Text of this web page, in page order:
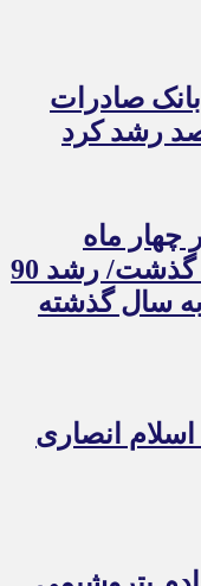
صادرات
چهار ماه
نخست امسال از 14.5 همت گذشت/ رشد 90
سال گذشته
انصاری